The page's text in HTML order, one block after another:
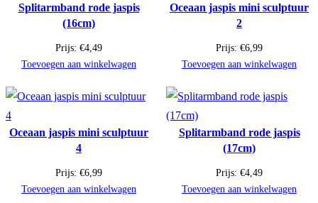
Splitarmband rode jaspis
(16cm)
Prijs: €4,49
Toevoegen aan winkelwagen
Oceaan jaspis mini sculptuur
2
Prijs: €6,99
Toevoegen aan winkelwagen
Oceaan jaspis mini sculptuur
4
Prijs: €6,99
Toevoegen aan winkelwagen
Splitarmband rode jaspis
(17cm)
Prijs: €4,49
Toevoegen aan winkelwagen